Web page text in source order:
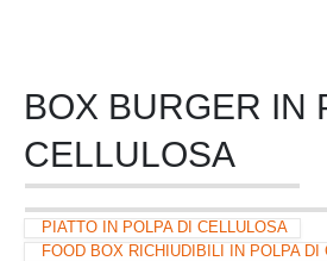
BOX BURGER IN
CELLULOSA
PIATTO IN POLPA DI CELLULOSA
FOOD BOX RICHIUDIBILI IN POLPA DI